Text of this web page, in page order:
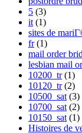
5 (3)
it (1)
sites de
fr(1)
mail order
lesbian mail
10200_tr(1)
10120_tr(2)
10500_sat (3)
10700_sat (2)
10150_sat (1)
Histoires de